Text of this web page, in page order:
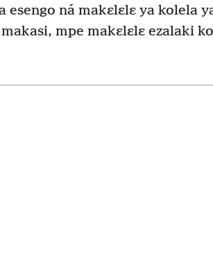
esengo ná makɛlɛlɛ ya kolela
mpe makɛlɛlɛ ezalaki